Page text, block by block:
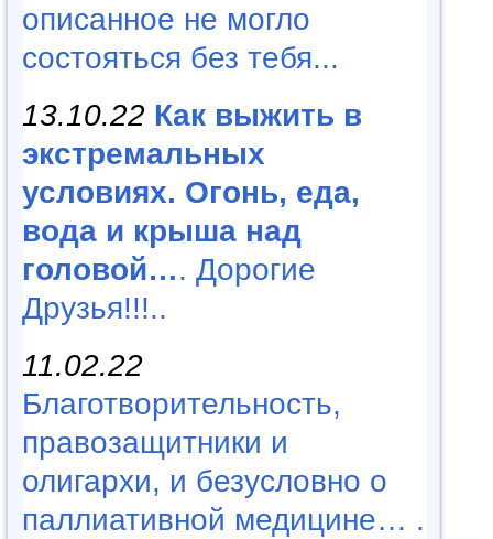
описанное не могло
состояться без тебя...
13.10.22 Как выжить в
экстремальных
условиях. Огонь, еда,
вода и крыша над
головой…. Дорогие
Друзья!!!..
11.02.22
Благотворительность,
правозащитники и
олигархи, и безусловно о
паллиативной медицине… .